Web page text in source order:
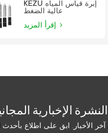
KEZU إبرة قياس المياه
عالية الضغط